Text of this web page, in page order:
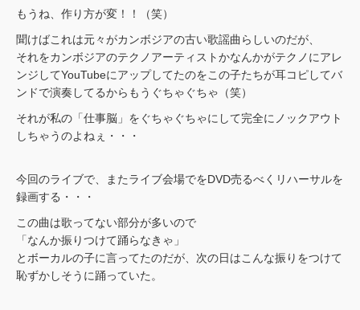
もうね、作り方が変！！（笑）
聞けばこれは元々がカンボジアの古い歌謡曲らしいのだが、
それをカンボジアのテクノアーティストかなんかがテクノにアレ
ンジしてYouTubeにアップしてたのをこの子たちが耳コピしてバ
ンドで演奏してるからもうぐちゃぐちゃ（笑）
それが私の「仕事脳」をぐちゃぐちゃにして完全にノックアウト
しちゃうのよねぇ・・・
今回のライブで、またライブ会場でをDVD売るべくリハーサルを
録画する・・・
この曲は歌ってない部分が多いので
「なんか振りつけて踊らなきゃ」
とボーカルの子に言ってたのだが、次の日はこんな振りをつけて
恥ずかしそうに踊っていた。